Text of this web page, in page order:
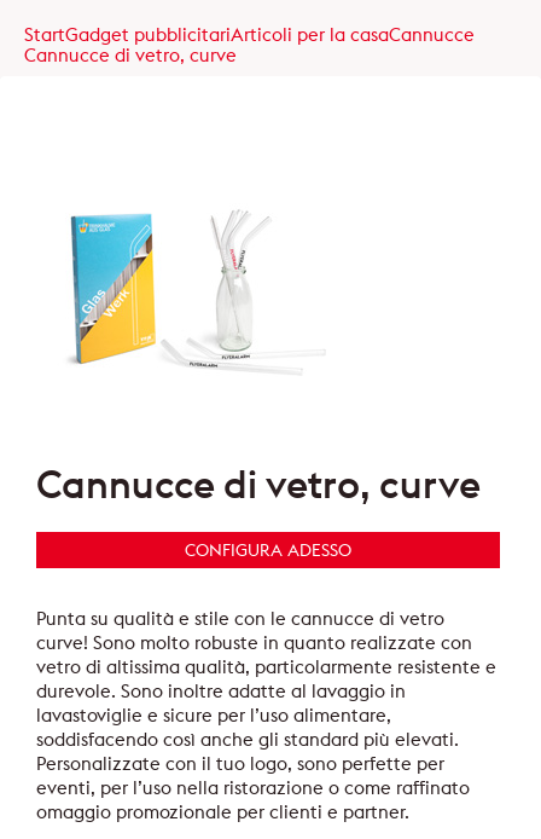
StartGadget pubblicitariArticoli per la casaCannucce
Cannucce di vetro, curve
Cannucce di vetro, curve
CONFIGURA ADESSO
Punta su qualità e stile con le cannucce di vetro
curve! Sono molto robuste in quanto realizzate con
vetro di altissima qualità, particolarmente resistente e
durevole. Sono inoltre adatte al lavaggio in
lavastoviglie e sicure per l’uso alimentare,
soddisfacendo così anche gli standard più elevati.
Personalizzate con il tuo logo, sono perfette per
eventi, per l’uso nella ristorazione o come raffinato
omaggio promozionale per clienti e partner.